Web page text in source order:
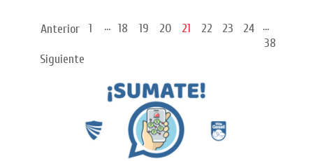
Anterior 1 ... 18 19 20 21 22 23 24
...
38
Siguiente